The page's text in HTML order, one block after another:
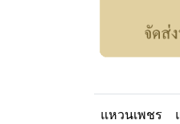
แหวนเพชร